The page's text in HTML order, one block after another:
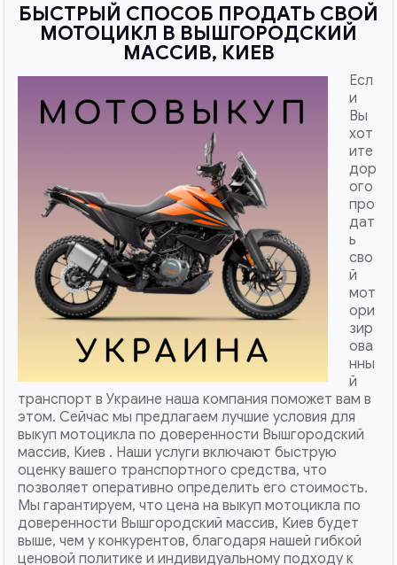
БЫСТРЫЙ СПОСОБ ПРОДАТЬ СВОЙ
МОТОЦИКЛ В ВЫШГОРОДСКИЙ
МАССИВ, КИЕВ
Есл
и
Вы
хот
ите
дор
ого
про
дат
ь
сво
й
мот
ори
зир
ова
нны
й
транспорт в Украине наша компания поможет вам в
этом. Сейчас мы предлагаем лучшие условия для
выкуп мотоцикла по доверенности Вышгородский
массив, Киев . Наши услуги включают быструю
оценку вашего транспортного средства, что
позволяет оперативно определить его стоимость.
Мы гарантируем, что цена на выкуп мотоцикла по
доверенности Вышгородский массив, Киев будет
выше, чем у конкурентов, благодаря нашей гибкой
ценовой политике и индивидуальному подходу к